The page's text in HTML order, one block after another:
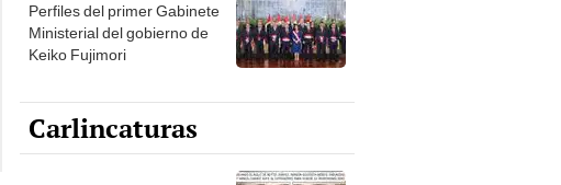
Perfiles del primer Gabinete
Ministerial del gobierno de
Keiko Fujimori
Carlincaturas